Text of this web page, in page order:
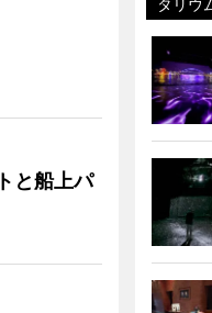
と船上パ
タリウ